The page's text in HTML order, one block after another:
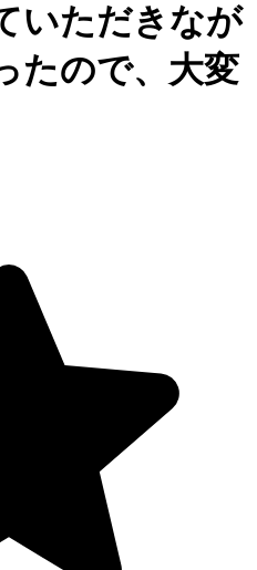
いただきなが
たので、大変